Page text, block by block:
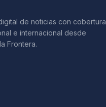
de noticias con cobertura
e internacional desde
Frontera.